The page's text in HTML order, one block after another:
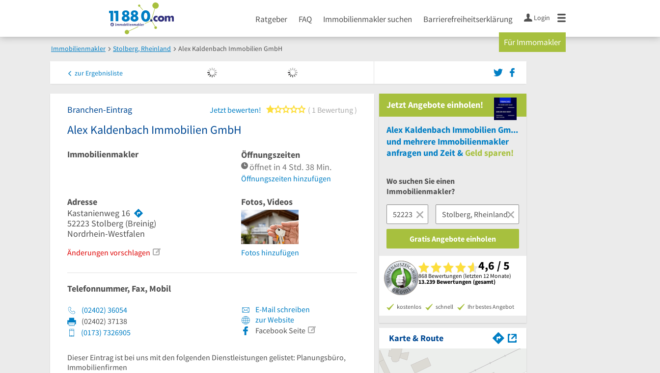
Ratgeber FAQ Immobilienmakler suchen Barrierefreiheitserklärung Login
Für Immomakler
Immobilienmakler Stolberg, Rheinland Alex Kaldenbach Immobilien GmbH
zur Ergebnisliste
Branchen-Eintrag Jetzt bewerten! 1 von 5 Sternen
1 Bewertung
Alex Kaldenbach Immobilien GmbH
Immobilienmakler
Öffnungszeiten
öffnet in 4 Std. 38 Min.
Öffnungszeiten hinzufügen
Adresse
Kastanienweg 16
52223 Stolberg (Breinig)
Nordrhein-Westfalen
Änderungen vorschlagen
Fotos, Videos
Fotos hinzufügen
Telefonnummer, Fax, Mobil
(02402) 36054
(02402) 37138
(0173) 7326905
E-Mail schreiben
zur Website
Facebook Seite
Dieser Eintrag ist bei uns mit den folgenden Dienstleistungen gelistet: Planungsbüro,
Immobilienfirmen
Jetzt Angebote einholen!
Alex Kaldenbach Immobilien GmbH
und mehrere Immobilienmakler
anfragen und Zeit &Geld sparen!
Wo suchen Sie einen
Immobilienmakler?
Gratis Angebote einholen
4,6 / 5
868 Bewertungen (letzten 12 Monate)
13.239 Bewertungen (gesamt)
kostenlos schnell Ihr bestes Angebot
Karte & Route